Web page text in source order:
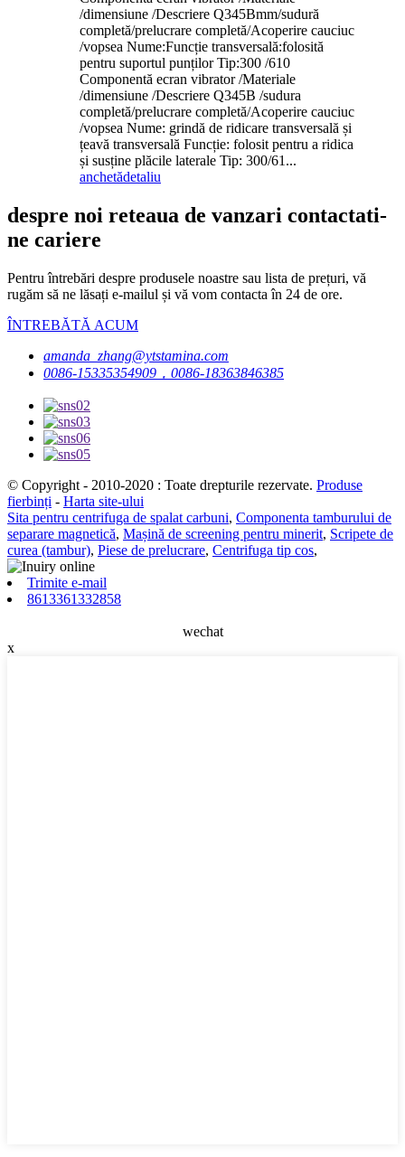
/dimensiune /Descriere Q345Bmm/sudură
completă/prelucrare completă/Acoperire cauciuc
/vopsea Nume:Funcție transversală:folosită
pentru suportul punților Tip:300 /610
Componentă ecran vibrator /Materiale
/dimensiune /Descriere Q345B /sudura
completă/prelucrare completă/Acoperire cauciuc
/vopsea Nume: grindă de ridicare transversală și
țeavă transversală Funcție: folosit pentru a ridica
și susține plăcile laterale Tip: 300/61...
anchetădetaliu
despre noi reteaua de vanzari contactati-
ne cariere
Pentru întrebări despre produsele noastre sau lista de prețuri, vă
rugăm să ne lăsați e-mailul și vă vom contacta în 24 de ore.
ÎNTREBĂTĂ ACUM
amanda_zhang@ytstamina.com
0086-15335354909，0086-18363846385
© Copyright - 2010-2020 : Toate drepturile rezervate. Produse
fierbinți - Harta site-ului
Sita pentru centrifuga de spalat carbuni, Componenta tamburului de
separare magnetică, Mașină de screening pentru minerit, Scripete de
curea (tambur), Piese de prelucrare, Centrifuga tip cos,
Trimite e-mail
8613361332858
wechat
x